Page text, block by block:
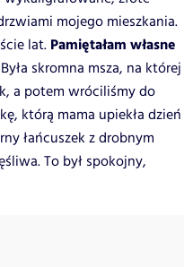
mojego mieszkania.
lat. Pamiętałam własne
Była skromna msza, na której
a potem wróciliśmy do
którą mama upiekła dzień
łańcuszek z drobnym
To był spokojny,